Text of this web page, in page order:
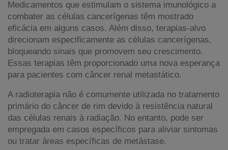
Medicamentos que estimulam o sistema imunológico a
combater as células cancerígenas têm mostrado
eficácia em alguns casos. Além disso, terapias-alvo
direcionam especificamente as células cancerígenas,
bloqueando sinais que promovem seu crescimento.
Essas terapias têm proporcionado uma nova esperança
para pacientes com câncer renal metastático.
A radioterapia não é comumente utilizada no tratamento
primário do câncer de rim devido à resistência natural
das células renais à radiação. No entanto, pode ser
empregada em casos específicos para aliviar sintomas
ou tratar áreas específicas de metástase.